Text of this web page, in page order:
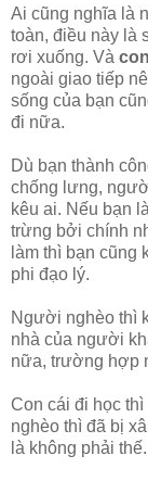
Ai cũng nghĩa là
toàn, điều này là
rơi xuống. Và
ngoài giao tiếp
sống của bạn
đi nữa.
Dù bạn thành
chống lưng,
kêu ai. Nếu bạn
trừng bởi chính
làm thì bạn cũng
phi đạo lý.
Người nghèo thì
nhà của người
nữa, trường hợp
Con cái đi học
nghèo thì đã bị
là không phải thế.